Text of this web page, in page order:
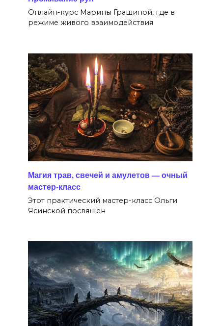
Онлайн-курс Марины Грашиной, где в
режиме живого взаимодействия
Магия трав, свечей и амулетов — очный
мастер-класс
Этот практический мастер-класс Ольги
Ясинской посвящен